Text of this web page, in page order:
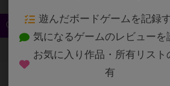
クイック検索
登録状況
遊んだボードゲームを記録
気になるゲームのレビューを
お気に入り作品・所有リスト
有